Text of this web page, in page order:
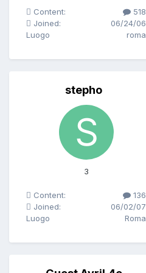
Content:
518
Joined:
06/24/06
Luogo
roma
stepho
3
Content:
136
Joined:
06/02/07
Luogo
Roma